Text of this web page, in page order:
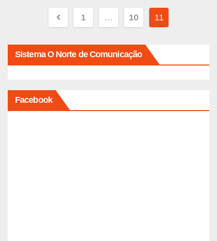
Paginação
posts
1 … 10 11
Sistema O Norte de Comunicação
Facebook